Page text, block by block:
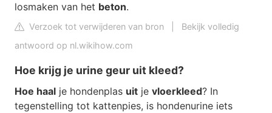
losmaken van het beton.
Verzoek tot verwijderen van bron
Bekijk volledig
antwoord op nl.wikihow.com
Hoe krijg je urine geur uit kleed?
Hoe haal je hondenplas uit je vloerkleed? In
tegenstelling tot kattenpies, is hondenurine iets